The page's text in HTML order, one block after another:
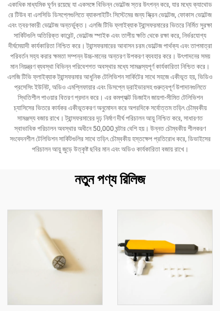
আমাদের সাথে যোগাযোগ করুন
একাধিক মাধ্যমিক ঘূর্ণন রয়েছে যা একসঙ্গে বিভিন্ন ভোল্টেজ স্তর উৎপন্ন করে, যার মধ্যে ক্যাথোড
রে টিউব বা এলসিডি ডিসপ্লেগুলিতে ব্যাকলাইটিং সিস্টেমের জন্য স্ক্রিন ভোল্টেজ, ফোকাস ভোল্টেজ
এবং ত্বরণকারী ভোল্টেজ অন্তর্ভুক্ত। এলজি টিভি ফ্লাইব্যাক ট্রান্সফরমারের ভিতরে নির্মিত সুরক্ষা
সার্কিটগুলি অতিরিক্ত কারেন্ট, ভোল্টেজ স্পাইক এবং তাপীয় ক্ষতি থেকে রক্ষা করে, নির্ভরযোগ্য
দীর্ঘমেয়াদী কার্যকারিতা নিশ্চিত করে। ট্রান্সফরমারের আবাসন চরম ভোল্টেজ পার্থক্য এবং তাপমাত্রা
পরিবর্তন সহ্য করার ক্ষমতা সম্পন্ন উচ্চ-মানের অন্তরণ উপকরণ ব্যবহার করে। উৎপাদনের সময়
মান নিয়ন্ত্রণ ব্যবস্থা বিভিন্ন পরিবেশগত অবস্থার মধ্যে সামঞ্জস্যপূর্ণ কার্যকারিতা নিশ্চিত করে।
এলজি টিভি ফ্লাইব্যাক ট্রান্সফরমার আধুনিক টেলিভিশন সার্কিটের সাথে সহজে একীভূত হয়, ভিডিও
প্রসেসিং ইউনিট, অডিও এমপ্লিফায়ার এবং ডিসপ্লে ড্রাইভারসহ গুরুত্বপূর্ণ উপাদানগুলিতে
স্থিতিশীল পাওয়ার বিতরণ প্রদান করে। এর কমপ্যাক্ট ডিজাইন জায়গা-সীমিত টেলিভিশন
চ্যাসিসের ভিতরে কার্যকর একীভূতকরণ অনুমোদন করে অপরদিকে সর্বোত্তম তড়িৎ চৌম্বকীয়
সামঞ্জস্য বজায় রাখে। ট্রান্সফরমারের দৃঢ় নির্মাণ দীর্ঘ পরিচালন আয়ু নিশ্চিত করে, সাধারণত
স্বাভাবিক পরিচালন অবস্থার অধীনে 50,000 ঘন্টার বেশি হয়। উন্নত চৌম্বকীয় শীলকরণ
সংবেদনশীল টেলিভিশন সার্কিটগুলির সাথে তড়িৎ চৌম্বকীয় হস্তক্ষেপ প্রতিরোধ করে, ডিভাইসের
পরিচালন আয়ু জুড়ে উত্কৃষ্ট ছবির মান এবং অডিও কার্যকারিতা বজায় রাখে।
নতুন পণ্য রিলিজ